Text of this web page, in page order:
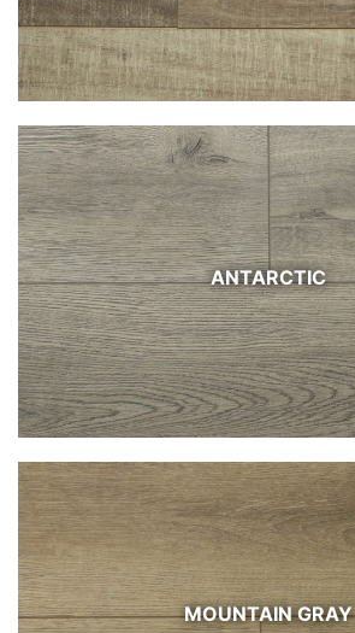
ANTARCTIC
MOUNTAIN GRAY